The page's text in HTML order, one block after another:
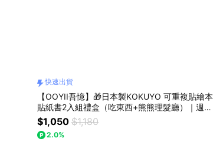
快速出貨
【OOYII吾憶】🎁日本製KOKUYO 可重複貼繪本
貼紙書2入組禮盒（吃東西+熊熊理髮廳）｜週歲
禮、生日禮物、兒童節禮物、聖誕禮物｜【快速
出貨】
$1,050 $1,180
2.0%